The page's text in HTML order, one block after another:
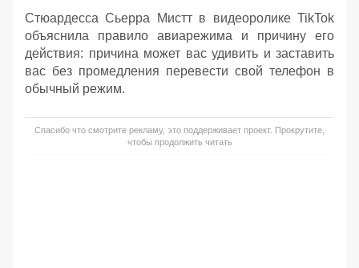
Стюардесса Сьерра Мистт в видеоролике TikTok
объяснила правило авиарежима и причину его
действия: причина может вас удивить и заставить
вас без промедления перевести свой телефон в
обычный режим.
Спасибо что смотрите рекламу, это поддерживает проект. Прокрутите,
чтобы продолжить читать